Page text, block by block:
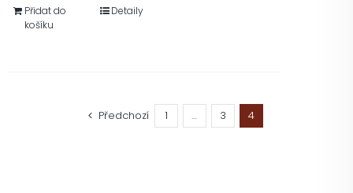
Přidat do
košíku
Detaily
Předchozí 1 … 3 4